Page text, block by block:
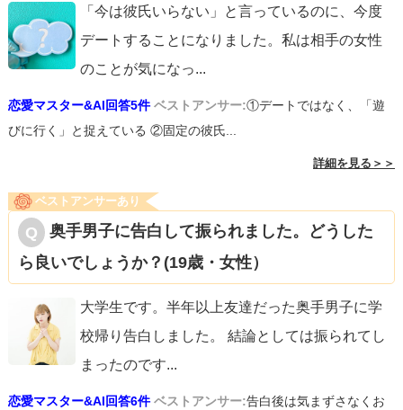
「今は彼氏いらない」と言っているのに、今度
デートすることになりました。私は相手の女性
のことが気になっ...
恋愛マスター&AI回答5件 ベストアンサー:①デートではなく、「遊
びに行く」と捉えている ②固定の彼氏...
詳細を見る＞＞
ベストアンサーあり
奥手男子に告白して振られました。どうした
ら良いでしょうか？(19歳・女性）
大学生です。半年以上友達だった奥手男子に学
校帰り告白しました。 結論としては振られてし
まったのです...
恋愛マスター&AI回答6件 ベストアンサー:告白後は気まずさなくお